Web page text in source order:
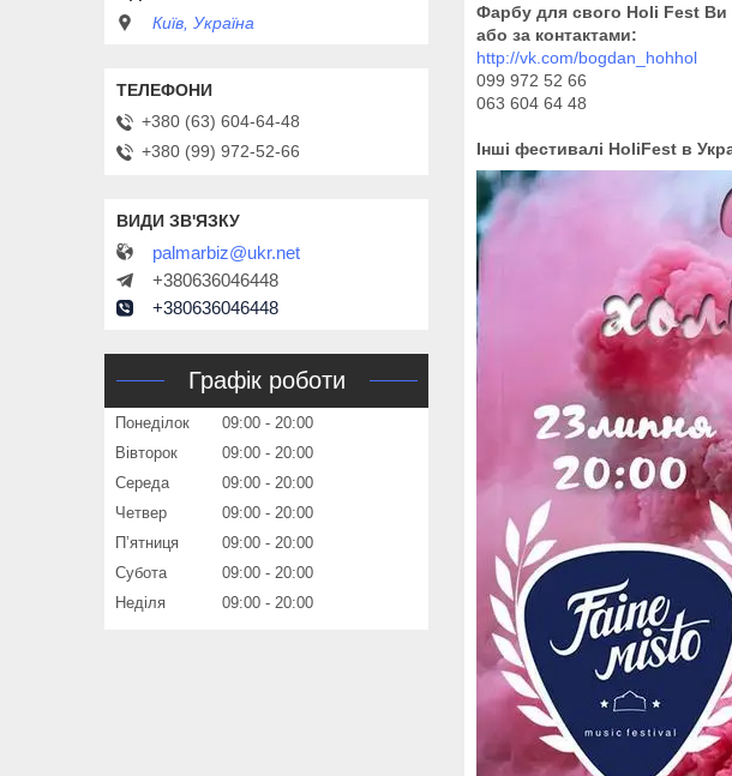
Фарбу для свого Holi Fest Ви
або за контактами:
http://vk.com/bogdan_hohhol
099 972 52 66
063 604 64 48
Інші фестивалі HoliFest в
Київ, Україна
+380 (63) 604-64-48
+380 (99) 972-52-66
palmarbiz@ukr.net
+380636046448
+380636046448
Графік роботи
Понеділок 09:00
20:00
Вівторок
09:00
20:00
Середа
09:00
20:00
Четвер
09:00
20:00
Пʼятниця
09:00
20:00
Субота
09:00
20:00
Неділя
09:00 20:00